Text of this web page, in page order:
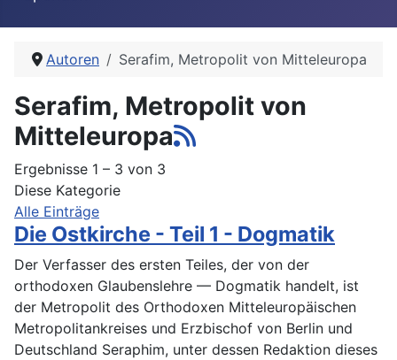
Autoren Serafim, Metropolit von Mitteleuropa
Serafim, Metropolit von
Mitteleuropa
Ergebnisse 1 – 3 von 3
Diese Kategorie
Alle Einträge
Die Ostkirche - Teil 1 - Dogmatik
Der Verfasser des ersten Teiles, der von der
orthodoxen Glaubenslehre — Dogmatik handelt, ist
der Metropolit des Orthodoxen Mitteleuropäischen
Metropolitankreises und Erzbischof von Berlin und
Deutschland Seraphim, unter dessen Redaktion dieses